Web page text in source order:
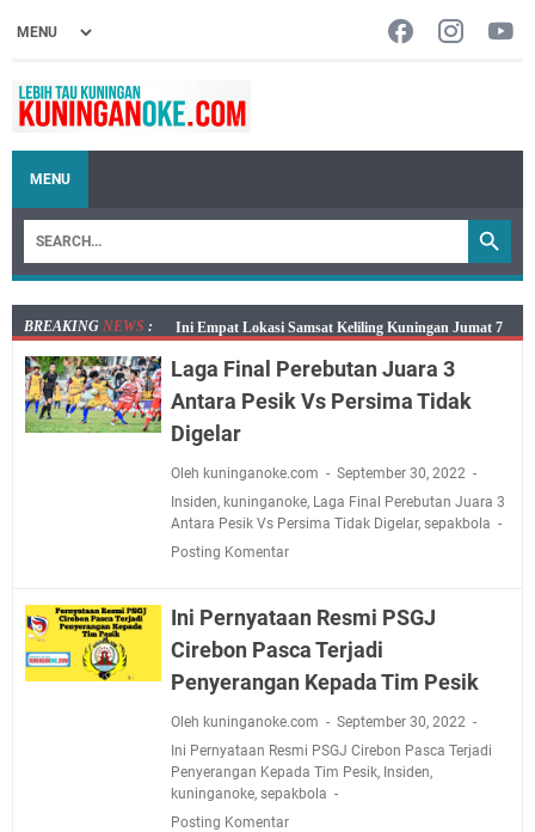
MENU
BREAKING NEWS :
Jumat 7 Agustus 2026 Mobil SIM Keliling Ada di
Kecamatan Sindangagung
Kelaparan Meskipun Memiliki Sekarung Penuh Uang
Salat Lima Waktu itu Bukan Cuma Kewajiban, Tapi
juga Tempat Beristirahat yang Paling Menenangkan, Ini
Warga Mulai Kesulitan Air Bersih Akibat Kekeringan,
Polres Kuningan dan PAM Tirta Kamuning Salurakan
12 Ribu Liter
Uniku Jadi Tuan Rumah Pendampingan Penyusunan
Dokumen SPMI
Sudahkah Kita Merdeka Dari Hawa Nafsu?
Info Sembako di Pasar Kepuh Kuningan Kamis 6
Laga Final Perebutan Juara 3
Antara Pesik Vs Persima Tidak
Digelar
Oleh kuninganoke.com
September 30, 2022
Insiden, kuninganoke, Laga Final Perebutan Juara 3
Antara Pesik Vs Persima Tidak Digelar, sepakbola
Posting Komentar
Ini Pernyataan Resmi PSGJ
Cirebon Pasca Terjadi
Penyerangan Kepada Tim Pesik
Oleh kuninganoke.com
September 30, 2022
Ini Pernyataan Resmi PSGJ Cirebon Pasca Terjadi
Penyerangan Kepada Tim Pesik, Insiden,
kuninganoke, sepakbola
Posting Komentar